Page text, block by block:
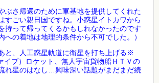
ぶさ帰還のために軍基地を提供してくれた
すごい親日国ですね。小惑星イトカワから
持って帰ってくるかもしれなかったのです
への着地は地理的条件から不可でした。）
人工惑星軌道に衛星を打ち上げる※
イブ）ロケット、無人宇宙貨物船ＨＴＶの
れ星のはなし…興味深い話題がまだまだ続